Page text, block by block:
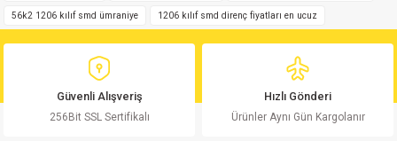
Ürün resmi kalitesiz, bozuk veya görüntülenemiyor.
Ürün açıklamasında eksik bilgiler bulunuyor.
Ürün bilgilerinde hatalar bulunuyor.
Ürün fiyatı diğer sitelerden daha pahalı.
56k2 1206 kılıf smd ümraniye 1206 kılıf smd direnç fiyatları en ucuz
Güvenli Alışveriş
256Bit SSL Sertifikalı
Hızlı Gönderi
Ürünler Aynı Gün Kargolanır